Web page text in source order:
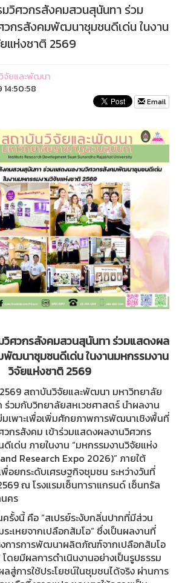
วิศวกรสังคมสวนสุนันทา ร่วม
กรสังคมพัฒนาชุมชนดีเด่น ในงาน
แห่งชาติ 2569
จัยและพัฒนา
14:50:58
Email
วิศวกรสังคมสวนสุนันทา ร่วมแสดงผล
พัฒนาชุมชนดีเด่น ในงานมหกรรมงาน
วิจัยแห่งชาติ 2569
สถาบันวิจัยและพัฒนา มหาวิทยาลัย
วมกับวิทยาลัยสหเวชศาสตร์ นำผลงาน
มเพาะเพื่อเพิ่มศักยภาพการพัฒนาเชิงพื้นที่
วกรสังคม เข้าร่วมแสดงผลงานวิศวกร
ด่น ภายในงาน “มหกรรมงานวิจัยแห่ง
Research Expo 2026)” ภายใต้
อยกระดับเศรษฐกิจชุมชน ระหว่างวันที่
ณ โรงแรมเซ็นทาราแกรนด์ เซ็นทรัล
คร
ครั้งนี้ คือ “สเปรย์ระงับกลิ่นปากที่มีส่วน
ะเหยจากเปลือกส้มโอ” ซึ่งเป็นผลงานที่
การการพัฒนาผลิตภัณฑ์จากเปลือกส้มโอ
ดยมีผลการดำเนินงานอย่างเป็นรูปธรรม
สู่การใช้ประโยชน์ในชุมชนได้จริง ผ่านการ